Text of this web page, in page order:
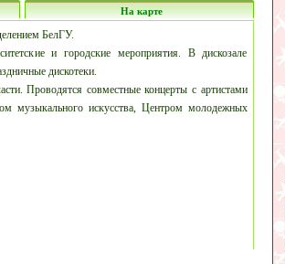
На карте
БелГУ.
и городские мероприятия. В дискозале
дискотеки.
Проводятся совместные концерты с артистами
музыкального искусства, Центром молодежных